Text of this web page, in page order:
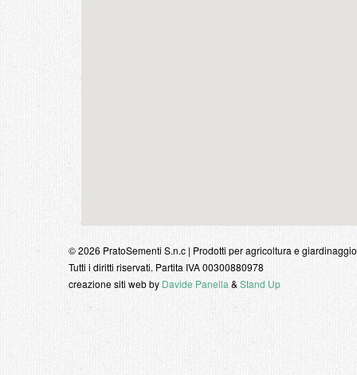
© 2026 PratoSementi S.n.c | Prodotti per agricoltura e giardinaggio
Tutti i diritti riservati. Partita IVA 00300880978
creazione siti web by Davide Panella & Stand Up